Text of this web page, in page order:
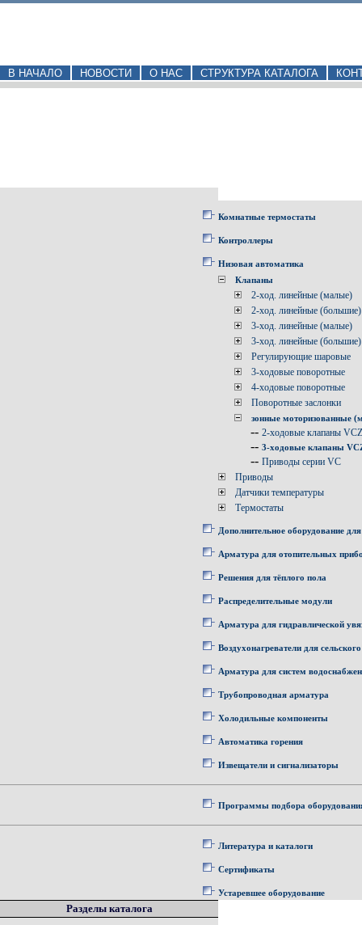
В НАЧАЛО НОВОСТИ О НАС СТРУКТУРА КАТАЛОГА
Комнатные термостаты
Контроллеры
Низовая автоматика
Клапаны
2-ход. линейные (малые)
2-ход. линейные (большие)
3-ход. линейные (малые)
3-ход. линейные (большие)
Регулирующие шаровые
3-ходовые поворотные
4-ходовые поворотные
Поворотные заслонки
зонные моторизованные
-- 2-ходовые клапаны
-- 3-ходовые клапаны
-- Приводы серии VC
Приводы
Датчики температуры
Термостаты
Дополнительное оборудование
Арматура для отопительных
Решения для тёплого пола
Распределительные модули
Арматура для гидравлической
Воздухонагреватели для
Арматура для систем
Трубопроводная арматура
Холодильные компоненты
Автоматика горения
Извещатели и сигнализаторы
Программы подбора
Литература и каталоги
Сертификаты
Устаревшее оборудование
Разделы каталога